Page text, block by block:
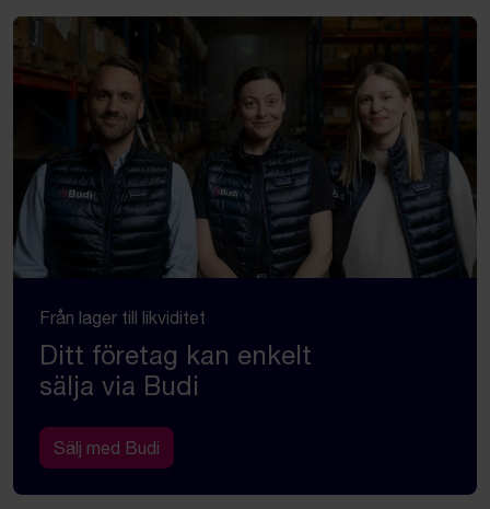
Från lager till likviditet
Ditt företag kan enkelt
sälja via Budi
Sälj med Budi